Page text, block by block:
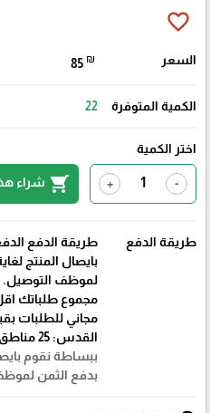
favorite_border
السعر 85 ₪
الكمية المتوفرة 22
اختر الكمية
-
+
shopping_cart شراء
طريقة الدفع
طريقة الدفع
بايصال المنتج
القدس: 25 مناطق 48: 60 شيكل
ببساطة نقوم
بدفع الثمن